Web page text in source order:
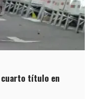
cuarto título en